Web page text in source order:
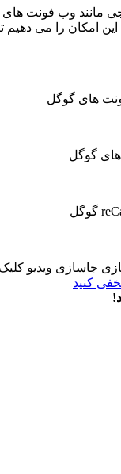
مانند وب فونت
این امکان را می
های گوگل
گوگل
جاسازی ویدیو کلیک
کنید